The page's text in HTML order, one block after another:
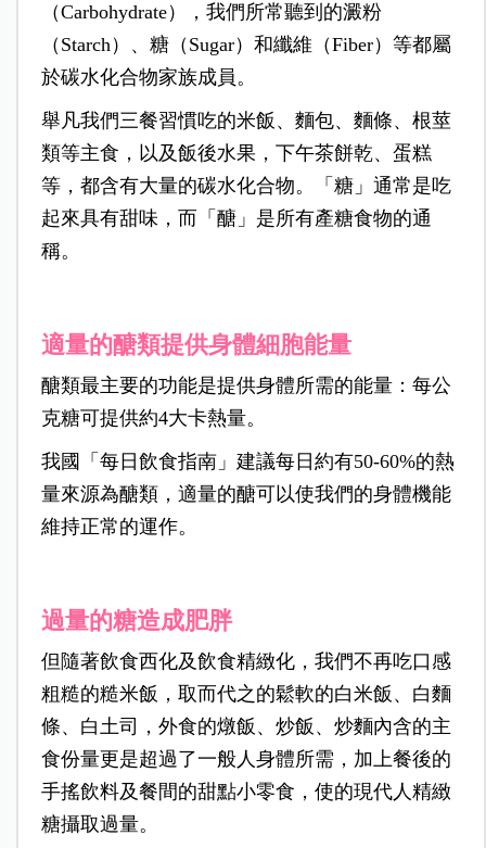
（Carbohydrate），我們所常聽到的澱粉
（Starch）、糖（Sugar）和纖維（Fiber）等都屬
於碳水化合物家族成員。
舉凡我們三餐習慣吃的米飯、麵包、麵條、根莖
類等主食，以及飯後水果，下午茶餅乾、蛋糕
等，都含有大量的碳水化合物。「糖」通常是吃
起來具有甜味，而「醣」是所有產糖食物的通
稱。
適量的醣類提供身體細胞能量
醣類最主要的功能是提供身體所需的能量：每公
克糖可提供約4大卡熱量。
我國「每日飲食指南」建議每日約有50-60%的熱
量來源為醣類，適量的醣可以使我們的身體機能
維持正常的運作。
過量的糖造成肥胖
但隨著飲食西化及飲食精緻化，我們不再吃口感
粗糙的糙米飯，取而代之的鬆軟的白米飯、白麵
條、白土司，外食的燉飯、炒飯、炒麵內含的主
食份量更是超過了一般人身體所需，加上餐後的
手搖飲料及餐間的甜點小零食，使的現代人精緻
糖攝取過量。